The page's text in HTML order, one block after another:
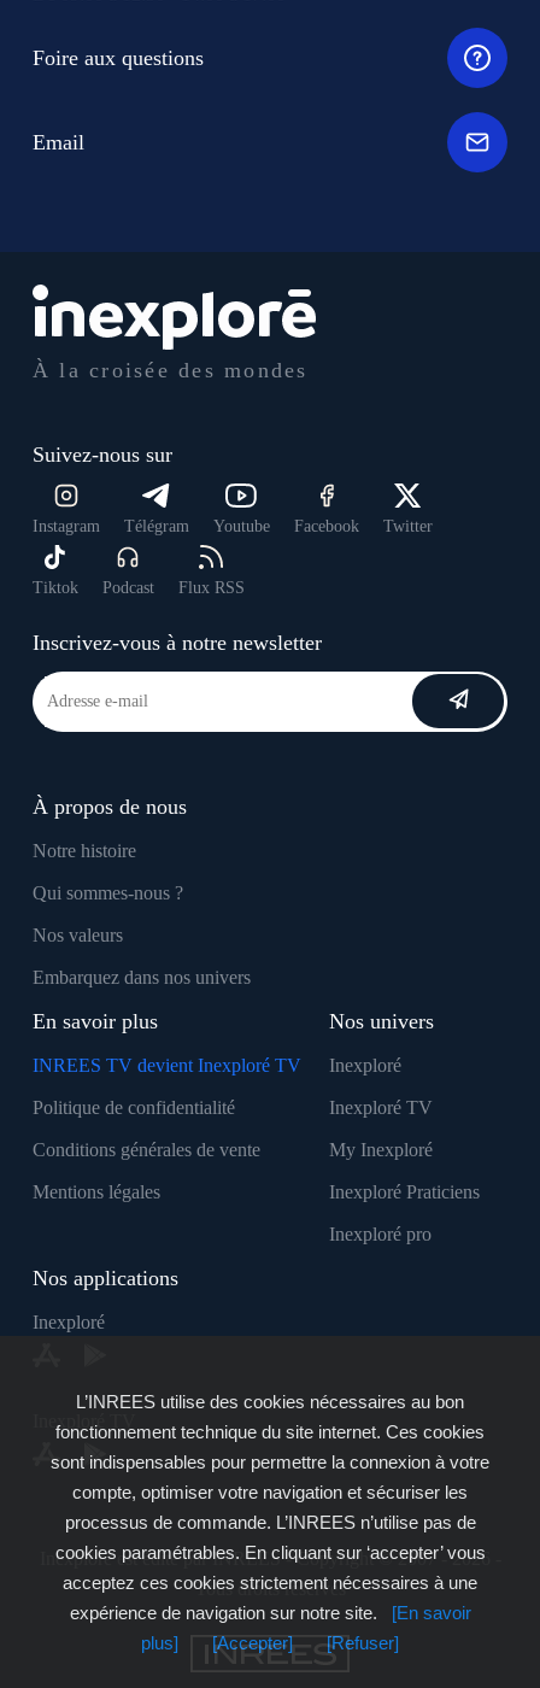
À la croisée des mondes
Suivez-nous sur
Instagram Télégram Youtube Facebook Twitter
Tiktok Podcast Flux RSS
Inscrivez-vous à notre newsletter
À propos de nous
Notre histoire
Qui sommes-nous ?
Nos valeurs
Embarquez dans nos univers
En savoir plus
INREES TV devient Inexploré TV
Politique de confidentialité
Conditions générales de vente
Mentions légales
Nos univers
Inexploré
Inexploré TV
My Inexploré
Inexploré Praticiens
Inexploré pro
Nos applications
Inexploré
Inexploré TV
Inexploré est édité par INREES - Copyright © 2007 - 2026 -
Tous droits réservés
Foire aux questions
Email
L’INREES utilise des cookies nécessaires au bon
fonctionnement technique du site internet. Ces cookies
sont indispensables pour permettre la connexion à votre
compte, optimiser votre navigation et sécuriser les
processus de commande. L’INREES n’utilise pas de
cookies paramétrables. En cliquant sur ‘accepter’ vous
acceptez ces cookies strictement nécessaires à une
expérience de navigation sur notre site.
[En savoir
plus]
[Accepter] [Refuser]